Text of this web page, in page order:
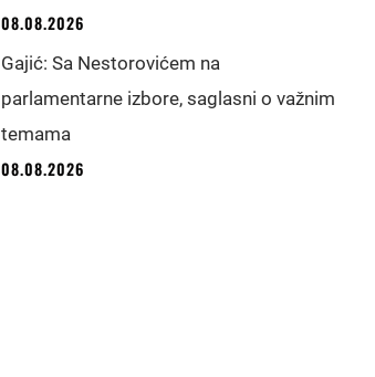
08.08.2026
Gajić: Sa Nestorovićem na
parlamentarne izbore, saglasni o važnim
temama
08.08.2026